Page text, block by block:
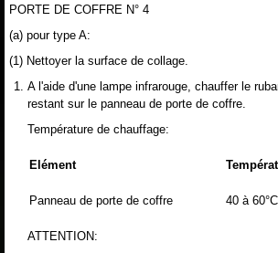
PORTE DE COFFRE N° 4
(a) pour type A:
(1) Nettoyer la surface de collage.
A l'aide d'une lampe infrarouge, chauffer le
restant sur le panneau de porte de coffre.
Température de chauffage:
Elément
Panneau de porte de coffre 40 à
ATTENTION: